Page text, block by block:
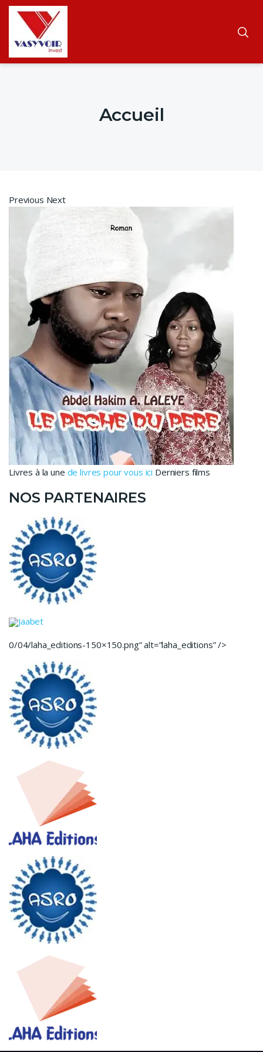
Accueil
Previous Next
Livres à la une de livres pour vous ici Derniers films
NOS PARTENAIRES
Jaabet
0/04/laha_editions-150×150.png” alt=”laha_editions” />